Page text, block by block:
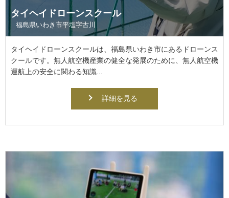
タイヘイドローンスクール
福島県いわき市平塩字古川
タイヘイドローンスクールは、福島県いわき市にあるドローンス
クールです。無人航空機産業の健全な発展のために、無人航空機
運航上の安全に関わる知識...
詳細を見る